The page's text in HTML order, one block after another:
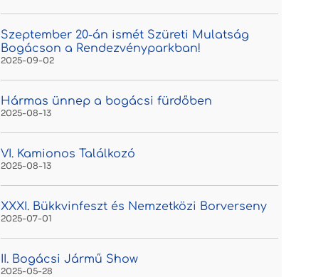
Szeptember 20-án ismét Szüreti Mulatság
Bogácson a Rendezvényparkban!
2025-09-02
Hármas ünnep a bogácsi fürdőben
2025-08-13
VI. Kamionos Találkozó
2025-08-13
XXXI. Bükkvinfeszt és Nemzetközi Borverseny
2025-07-01
II. Bogácsi Jármű Show
2025-05-28